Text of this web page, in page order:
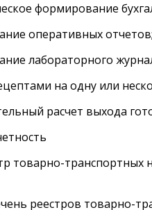
формирование
оперативных отчетов;
лабораторного
на одну или
расчет выхода
транспортных
реестров товарно-